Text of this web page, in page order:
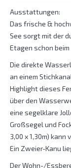
Ausstattungen:
Das frische &
See sorgt mit der
Etagen schon
Die direkte
an einem
Highlight dieses
über den
eine segelklare
Großsegel und
3,00 x 1,30m)
Ein Zweier-Kanu
Der Wohn-/